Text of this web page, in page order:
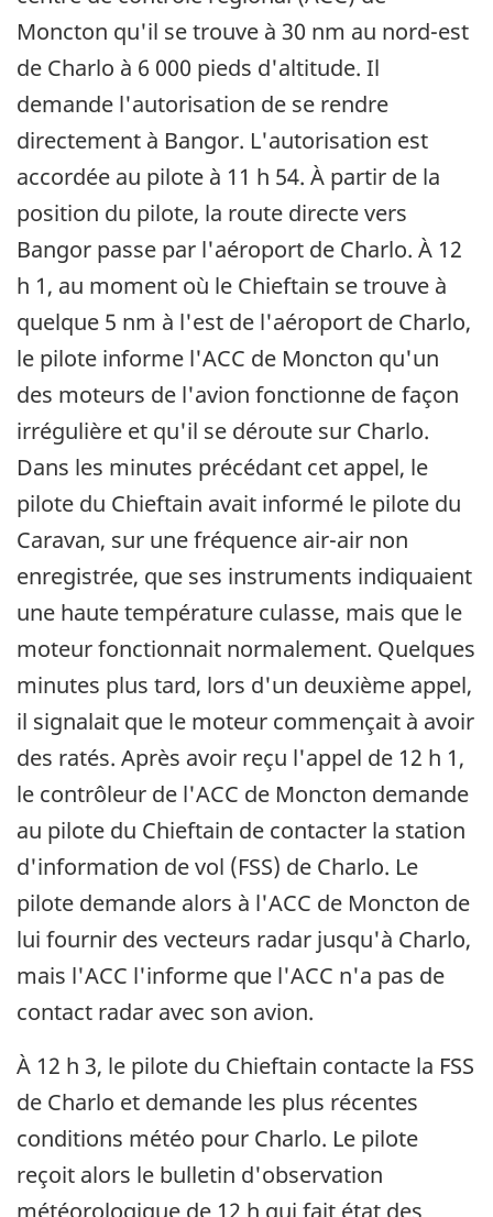
Moncton qu'il se trouve à 30 nm au nord-est
de Charlo à 6 000 pieds d'altitude. Il
demande l'autorisation de se rendre
directement à Bangor. L'autorisation est
accordée au pilote à 11 h 54. À partir de la
position du pilote, la route directe vers
Bangor passe par l'aéroport de Charlo. À 12
h 1, au moment où le Chieftain se trouve à
quelque 5 nm à l'est de l'aéroport de Charlo,
le pilote informe l'ACC de Moncton qu'un
des moteurs de l'avion fonctionne de façon
irrégulière et qu'il se déroute sur Charlo.
Dans les minutes précédant cet appel, le
pilote du Chieftain avait informé le pilote du
Caravan, sur une fréquence air-air non
enregistrée, que ses instruments indiquaient
une haute température culasse, mais que le
moteur fonctionnait normalement. Quelques
minutes plus tard, lors d'un deuxième appel,
il signalait que le moteur commençait à avoir
des ratés. Après avoir reçu l'appel de 12 h 1,
le contrôleur de l'ACC de Moncton demande
au pilote du Chieftain de contacter la station
d'information de vol (FSS) de Charlo. Le
pilote demande alors à l'ACC de Moncton de
lui fournir des vecteurs radar jusqu'à Charlo,
mais l'ACC l'informe que l'ACC n'a pas de
contact radar avec son avion.
À 12 h 3, le pilote du Chieftain contacte la FSS
de Charlo et demande les plus récentes
conditions météo pour Charlo. Le pilote
reçoit alors le bulletin d'observation
météorologique de 12 h qui fait état des